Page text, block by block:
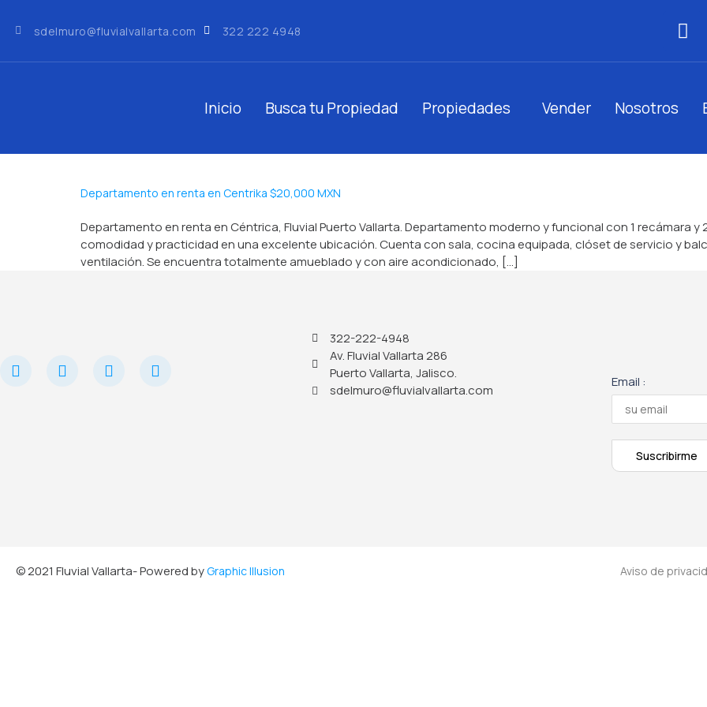
sdelmuro@fluvialvallarta.com 322 222 4948
Inicio Busca tu Propiedad Propiedades Vender Nosotros
Departamento en renta en Centrika $20,000 MXN
Departamento en renta en Céntrica, Fluvial Puerto Vallarta. Departamento moderno y funcional con 1 recámara
comodidad y practicidad en una excelente ubicación. Cuenta con sala, cocina equipada, clóset de servicio y
ventilación. Se encuentra totalmente amueblado y con aire acondicionado, [...]
322-222-4948
Av. Fluvial Vallarta 286
Puerto Vallarta, Jalisco.
sdelmuro@fluvialvallarta.com
Email :
© 2021 Fluvial Vallarta- Powered byGraphic Illusion Aviso de